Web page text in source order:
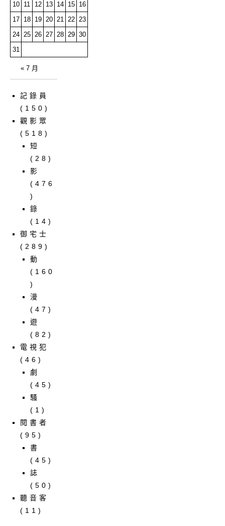
10
11 12 13 14 15
16
17
18 19 20 21 22 23
24 25 26 27 28 29 30
31
« 7 月
記錄員
(150)
觀影眾
(518)
短
(28)
影
(476
)
錄
(14)
御宅士
(289)
動
(160
)
漫
(47)
遊
(82)
電視犯
(46)
劇
(45)
騷
(1)
閱書者
(95)
書
(45)
誌
(50)
聽音客
(11)